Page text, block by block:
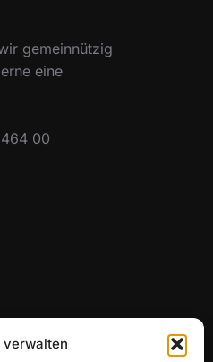
verwalten
gemeinnützig
eine
00